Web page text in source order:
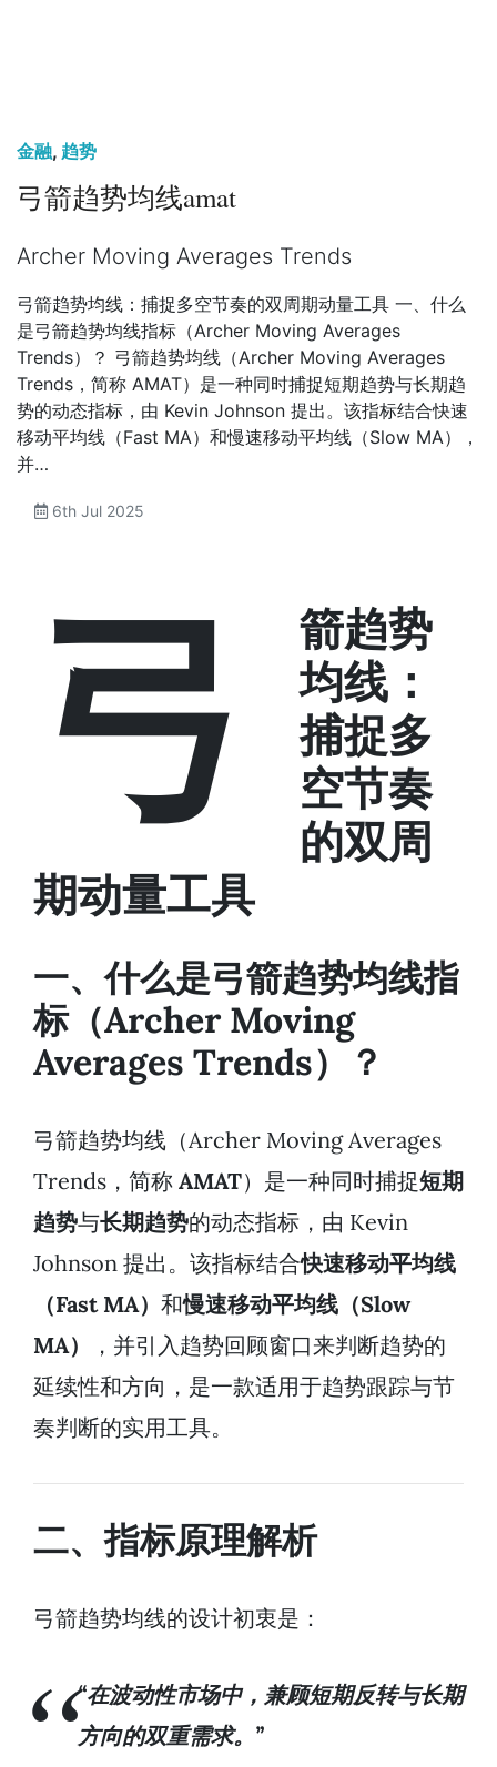
金融, 趋势
弓箭趋势均线amat
Archer Moving Averages Trends
弓箭趋势均线：捕捉多空节奏的双周期动量工具 一、什么
是弓箭趋势均线指标（Archer Moving Averages
Trends）？ 弓箭趋势均线（Archer Moving Averages
Trends，简称 AMAT）是一种同时捕捉短期趋势与长期趋
势的动态指标，由 Kevin Johnson 提出。该指标结合快速
移动平均线（Fast MA）和慢速移动平均线（Slow MA），
并…
6th Jul 2025
弓
箭趋势
均线：
捕捉多
空节奏
的双周
期动量工具
一、什么是弓箭趋势均线指
标（Archer Moving
Averages Trends）？
弓箭趋势均线（Archer Moving Averages
Trends，简称 AMAT）是一种同时捕捉短期
趋势与长期趋势的动态指标，由 Kevin
Johnson 提出。该指标结合快速移动平均线
（Fast MA） 和慢速移动平均线（Slow
MA）
，并引入趋势回顾窗口来判断趋势的
延续性和方向，是一款适用于趋势跟踪与节
奏判断的实用工具。
二、指标原理解析
弓箭趋势均线的设计初衷是：
“在波动性市场中，兼顾短期反转与长期
方向的双重需求。”